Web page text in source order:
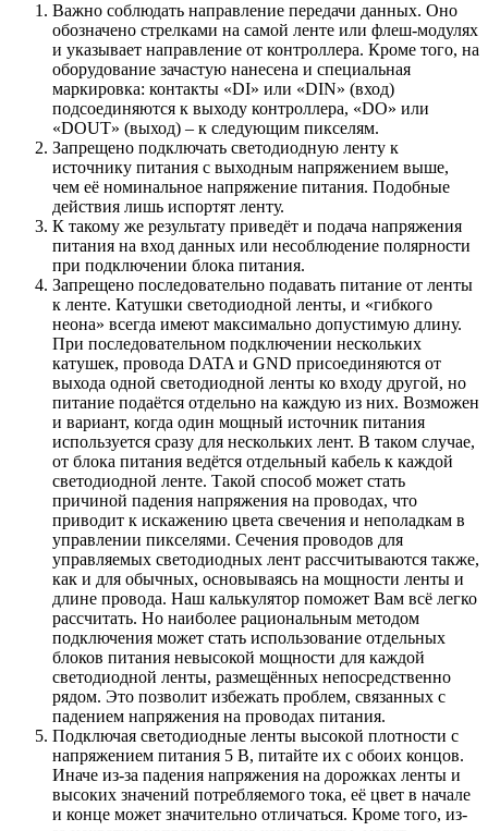
Важно соблюдать направление передачи данных. Оно
обозначено стрелками на самой ленте или флеш-модулях
и указывает направление от контроллера. Кроме того, на
оборудование зачастую нанесена и специальная
маркировка: контакты «DI» или «DIN» (вход)
подсоединяются к выходу контроллера, «DO» или
«DOUT» (выход) – к следующим пикселям.
Запрещено подключать светодиодную ленту к
источнику питания с выходным напряжением выше,
чем её номинальное напряжение питания. Подобные
действия лишь испортят ленту.
К такому же результату приведёт и подача напряжения
питания на вход данных или несоблюдение полярности
при подключении блока питания.
Запрещено последовательно подавать питание от ленты
к ленте. Катушки светодиодной ленты, и «гибкого
неона» всегда имеют максимально допустимую длину.
При последовательном подключении нескольких
катушек, провода DATA и GND присоединяются от
выхода одной светодиодной ленты ко входу другой, но
питание подаётся отдельно на каждую из них. Возможен
и вариант, когда один мощный источник питания
используется сразу для нескольких лент. В таком случае,
от блока питания ведётся отдельный кабель к каждой
светодиодной ленте. Такой способ может стать
причиной падения напряжения на проводах, что
приводит к искажению цвета свечения и неполадкам в
управлении пикселями. Сечения проводов для
управляемых светодиодных лент рассчитываются также,
как и для обычных, основываясь на мощности ленты и
длине провода. Наш калькулятор поможет Вам всё легко
рассчитать. Но наиболее рациональным методом
подключения может стать использование отдельных
блоков питания невысокой мощности для каждой
светодиодной ленты, размещённых непосредственно
рядом. Это позволит избежать проблем, связанных с
падением напряжения на проводах питания.
Подключая светодиодные ленты высокой плотности с
напряжением питания 5 В, питайте их с обоих концов.
Иначе из-за падения напряжения на дорожках ленты и
высоких значений потребляемого тока, её цвет в начале
и конце может значительно отличаться. Кроме того, из-